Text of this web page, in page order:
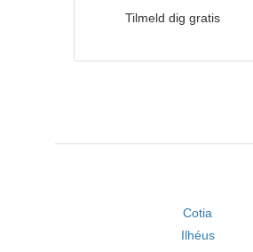
Tilmeld dig gratis
Cotia
Ilhéus